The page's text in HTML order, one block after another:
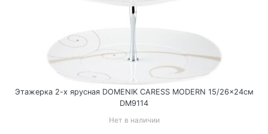
Этажерка 2-х ярусная DOMENIK CARESS MODERN 15/26×24см
DM9114
Нет в наличии